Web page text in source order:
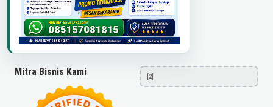
Mitra Bisnis Kami [2]